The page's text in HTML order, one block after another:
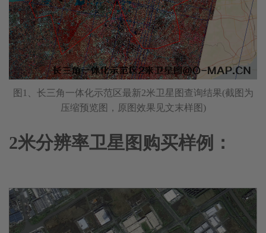
图1、长三角一体化示范区最新2米卫星图查询结果(截图为
压缩预览图，原图效果见文末样图)
2米分辨率卫星图购买样例：